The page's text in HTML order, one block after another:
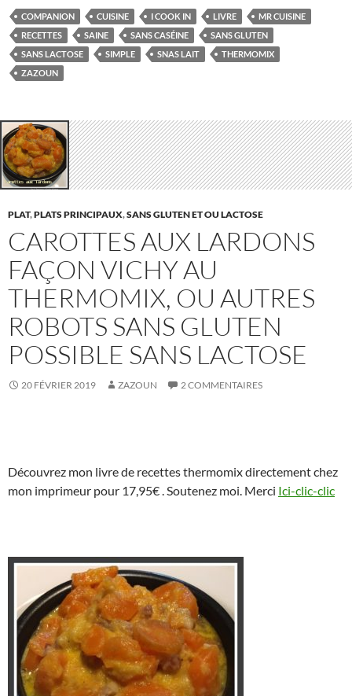
COMPANION CUISINE I COOK IN LIVRE
MR CUISINE
RECETTES
SAINE SANS CASÉINE
SANS GLUTEN
SANS LACTOSE
SIMPLE SNAS LAIT
THERMOMIX
ZAZOUN
PLAT,PLATS PRINCIPAUX,SANS GLUTEN ET OU LACTOSE
CAROTTES AUX LARDONS
FAÇON VICHY AU
THERMOMIX, OU AUTRES
ROBOTS SANS GLUTEN
POSSIBLE SANS LACTOSE
20 FÉVRIER 2019 ZAZOUN 2 COMMENTAIRES
Découvrez mon livre de recettes thermomix directement chez
mon imprimeur pour 17,95€ . Soutenez moi. Merci Ici-clic-clic